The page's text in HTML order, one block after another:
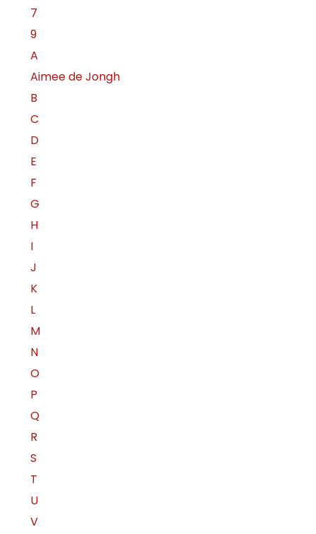
7
9
A
Aimee de Jongh
B
C
D
E
F
G
H
I
J
K
L
M
N
O
P
Q
R
S
T
U
V